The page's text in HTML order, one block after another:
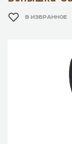
В ИЗБРАННОЕ